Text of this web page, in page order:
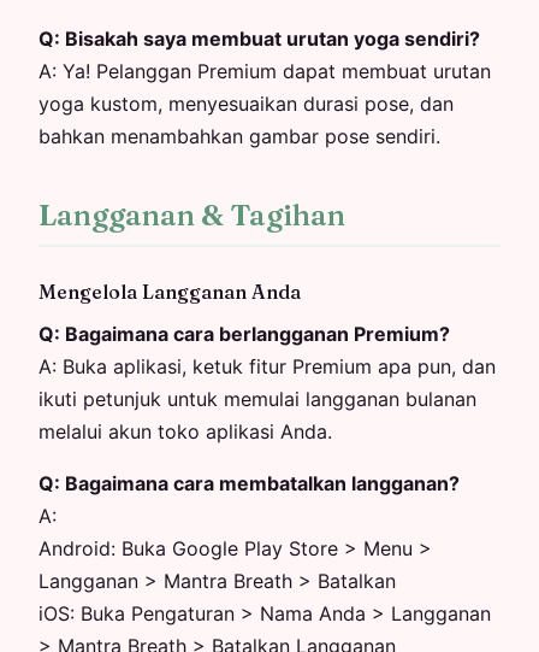
Q: Bisakah saya membuat urutan yoga sendiri?
A: Ya! Pelanggan Premium dapat membuat urutan
yoga kustom, menyesuaikan durasi pose, dan
bahkan menambahkan gambar pose sendiri.
Langganan & Tagihan
Mengelola Langganan Anda
Q: Bagaimana cara berlangganan Premium?
A: Buka aplikasi, ketuk fitur Premium apa pun, dan
ikuti petunjuk untuk memulai langganan bulanan
melalui akun toko aplikasi Anda.
Q: Bagaimana cara membatalkan langganan?
A:
Android: Buka Google Play Store > Menu >
Langganan > Mantra Breath > Batalkan
iOS: Buka Pengaturan > Nama Anda > Langganan
> Mantra Breath > Batalkan Langganan